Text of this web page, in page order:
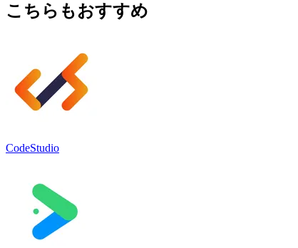
こちらもおすすめ
CodeStudio